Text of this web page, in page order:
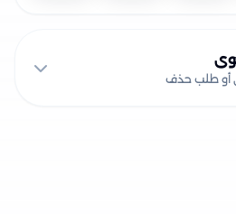
أو طلب حذف